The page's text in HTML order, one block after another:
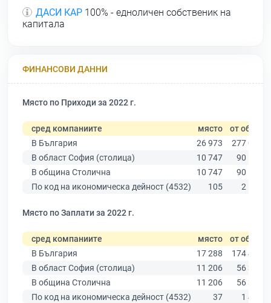
ДАСИ КАР 100% - едноличен собственик на
капитала
ФИНАНСОВИ ДАННИ
Място по Приходи за 2022 г.
сред компаниите място от общо
В България
26 973
277 019
В област София (столица)
10 747
90 178
В община Столична
10 747
90 178
По код на икономическа дейност (4532)
105 2 142
Място по Заплати за 2022 г.
сред компаниите място от общо
В България
17 288
174 403
В област София (столица)
11 206
56 378
В община Столична
11 206
56 378
По код на икономическа дейност (4532)
37 1 430